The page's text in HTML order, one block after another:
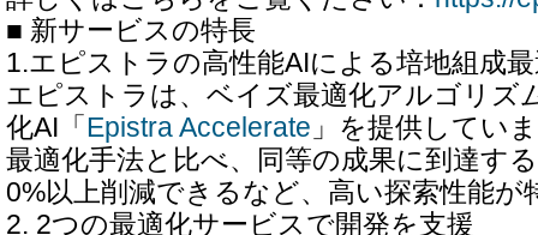
■ 新サービスの特長
1.エピストラの高性能AIによる培地組成
エピストラは、ベイズ最適化アルゴリズ
化AI「 Epistra Accelerate 」を提供してい
最適化手法と比べ、同等の成果に到達す
0%以上削減できるなど、高い探索性能が
2. 2つの最適化サービスで開発を支援